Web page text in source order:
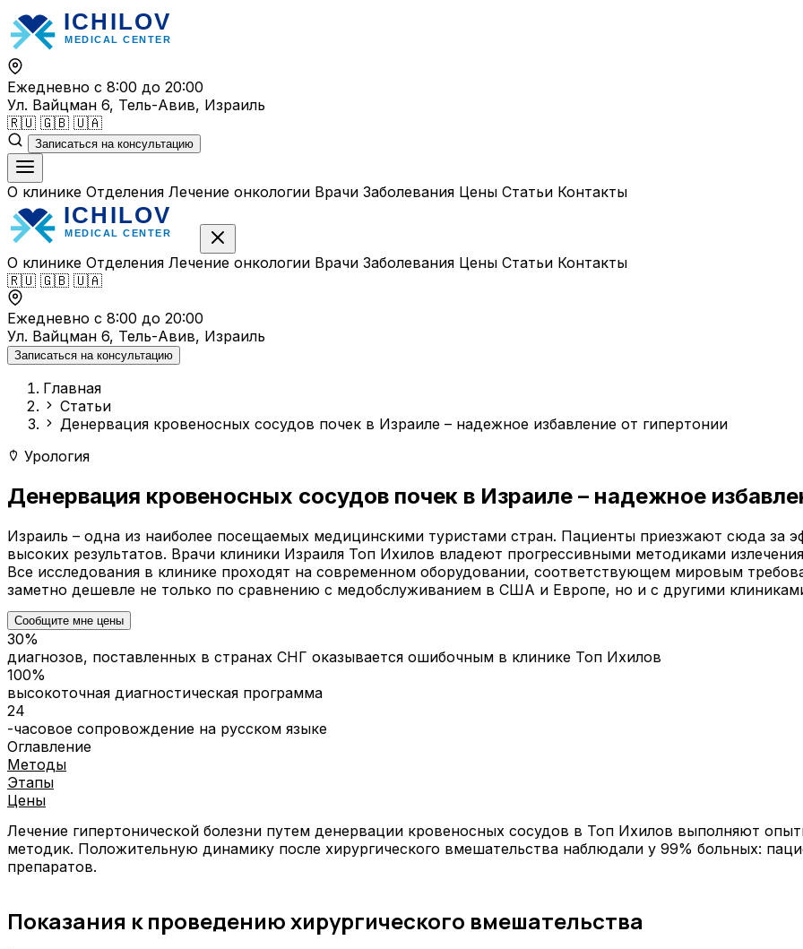
Перейти
к
содержимому
Ежедневно с 8:00 до 20:00
Ул. Вайцман 6, Тель-Авив, Израиль
🇷🇺 🇬🇧 🇺🇦
Записаться на консультацию
О клинике Отделения Лечение онкологии Врачи Заболевания Цены Статьи Контакты
О клинике Отделения Лечение онкологии Врачи Заболевания Цены Статьи Контакты
🇷🇺 🇬🇧 🇺🇦
Ежедневно с 8:00 до 20:00
Ул. Вайцман 6, Тель-Авив, Израиль
Записаться на консультацию
Главная
Статьи
Денервация кровеносных сосудов почек в Израиле – надежное избавление от гипертонии
Урология
Денервация кровеносных сосудов почек в Израиле – надежное
Израиль – одна из наиболее посещаемых медицинскими туристами стран. Пациенты приезжают сюда за
высоких результатов. Врачи клиники Израиля Топ Ихилов владеют прогрессивными методиками
Все исследования в клинике проходят на современном оборудовании, соответствующем мировым
заметно дешевле не только по сравнению с медобслуживанием в США и Европе, но и с другими
Сообщите мне цены
30%
диагнозов, поставленных в странах СНГ оказывается ошибочным в клинике Топ Ихилов
100%
высокоточная диагностическая программа
24
-часовое сопровождение на русском языке
Оглавление
Методы
Этапы
Цены
Лечение гипертонической болезни путем денервации кровеносных сосудов в Топ Ихилов выполняют
методик. Положительную динамику после хирургического вмешательства наблюдали у 99% больных:
препаратов.
Показания к проведению хирургического вмешательства